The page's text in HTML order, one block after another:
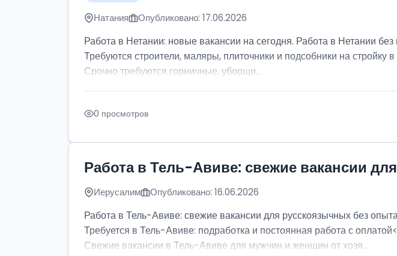
Натания Опубликовано: 17.06.2026
Работа в Нетании: новые вакансии на сегодня. Работа в Нетании
Требуются строители, маляры, плиточники и подсобники на стройку
Срочно требуются горничные, уборщи...
0 просмотров
Работа в Тель-Авиве: свежие вакансии
Иерусалим Опубликовано: 16.06.2026
Работа в Тель-Авиве: свежие вакансии для русскоязычных без
Требуется в Тель-Авиве: подработка и постоянная работа с
Свежие вакансии в Тель-Авиве для мужчин и женщин от хозя...